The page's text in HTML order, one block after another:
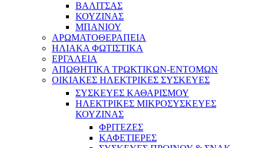
ΒΑΛΙΤΣΑΣ
ΚΟΥΖΙΝΑΣ
ΜΠΑΝΙΟΥ
ΑΡΩΜΑΤΟΘΕΡΑΠΕΙΑ
ΗΛΙΑΚΑ ΦΩΤΙΣΤΙΚΑ
ΕΡΓΑΛΕΙΑ
ΑΠΩΘΗΤΙΚΑ ΤΡΩΚΤΙΚΩΝ-ΕΝΤΟΜΩΝ
ΟΙΚΙΑΚΕΣ ΗΛΕΚΤΡΙΚΕΣ ΣΥΣΚΕΥΕΣ
ΣΥΣΚΕΥΕΣ ΚΑΘΑΡΙΣΜΟΥ
ΗΛΕΚΤΡΙΚΕΣ ΜΙΚΡΟΣΥΣΚΕΥΕΣ
ΚΟΥΖΙΝΑΣ
ΦΡΙΤΕΖΕΣ
ΚΑΦΕΤΙΕΡΕΣ